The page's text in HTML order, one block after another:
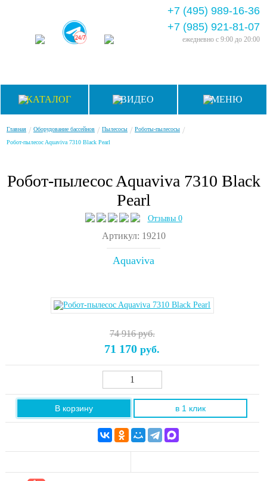
+7 (495) 989-16-36
+7 (985) 921-81-07
ежедневно с 9:00 до 20:00
КАТАЛОГ ВИДЕО МЕНЮ
Главная / Оборудование бассейнов / Пылесосы / Роботы-пылесосы /
Робот-пылесоc Aquaviva 7310 Black Pearl
Робот-пылесоc Aquaviva 7310 Black
Pearl
Отзывы 0
Артикул: 19210
Aquaviva
74 916 руб.
71 170 руб.
В корзину в 1 клик